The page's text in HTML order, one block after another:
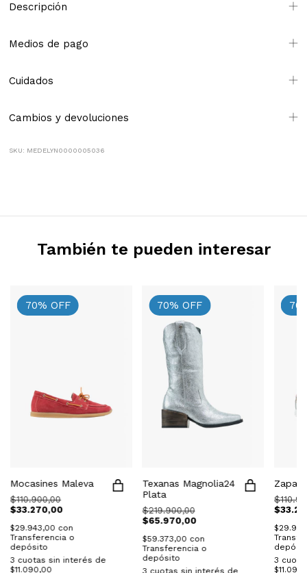
Descripción
Medios de pago
Cuidados
Cambios y devoluciones
SKU: MEDELYN0000005036
También te pueden interesar
70% OFF
Mocasines Maleva
$110.900,00
$33.270,00
$29.943,00 con
Transferencia o
depósito
3 cuotas sin interés de
$11.090,00
70%OFF
Texanas Magnolia24
Plata
$219.900,00
$65.970,00
$59.373,00 con
Transferencia o
depósito
3 cuotas sin interés de
70
3